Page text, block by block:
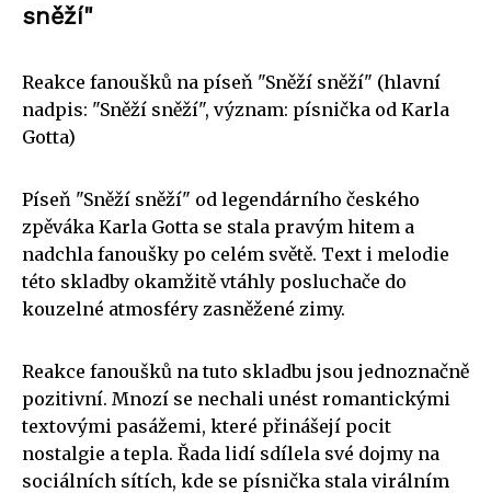
sněží"
Reakce fanoušků na píseň "Sněží sněží" (hlavní
nadpis: "Sněží sněží", význam: písnička od Karla
Gotta)
Píseň "Sněží sněží" od legendárního českého
zpěváka Karla Gotta se stala pravým hitem a
nadchla fanoušky po celém světě. Text i melodie
této skladby okamžitě vtáhly posluchače do
kouzelné atmosféry zasněžené zimy.
Reakce fanoušků na tuto skladbu jsou jednoznačně
pozitivní. Mnozí se nechali unést romantickými
textovými pasážemi, které přinášejí pocit
nostalgie a tepla. Řada lidí sdílela své dojmy na
sociálních sítích, kde se písnička stala virálním